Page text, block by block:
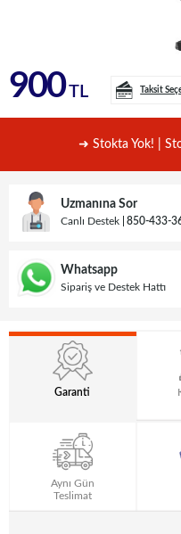
900TL Taksit
➜ Stokta Yok! |
Uzmanına Sor
Canlı Destek 850-433-
Whatsapp
Sipariş ve Destek Hattı
Garanti
Aynı Gün
Teslimat